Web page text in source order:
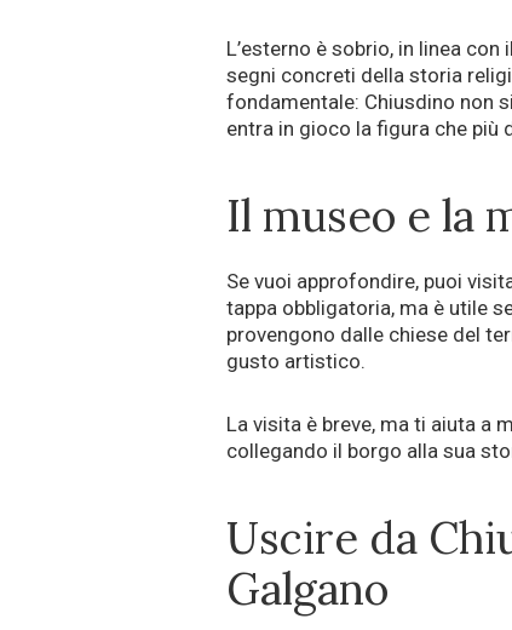
L’esterno è sobrio, in linea
segni concreti della storia
fondamentale: Chiusdino non
entra in gioco la figura che più
Il museo e la
Se vuoi approfondire, puoi
tappa obbligatoria, ma è utile
provengono dalle chiese del
gusto artistico.
La visita è breve, ma ti aiuta a
collegando il borgo alla sua
Uscire da
Galgano